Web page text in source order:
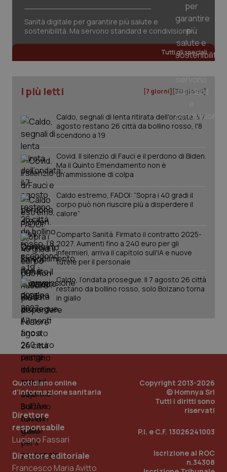
Sanità digitale per garantire più salute e
sostenibilità. Ma servono standard e condivisione
Tutti gli speciali
I più letti [7 giorni] [30 giorni]
Caldo, segnali di lenta ritirata dell'ondata: il 7
agosto restano 26 città da bollino rosso, l'8
scendono a 19
Covid. Il silenzio di Fauci e il perdono di Biden.
Ma il Quinto Emendamento non è
un’ammissione di colpa
Caldo estremo, FADOI: “Sopra i 40 gradi il
corpo può non riuscire più a disperdere il
calore”
Comparto Sanità. Firmato il contratto 2025-
2027. Aumenti fino a 240 euro per gli
infermieri, arriva il capitolo sull'IA e nuove
tutele per il personale
Caldo, l’ondata prosegue. Il 7 agosto 26 città
restano da bollino rosso, solo Bolzano torna
in giallo
Quotidiano online
d'informazione sanitaria
Direttore
responsabile
Luciano Fassari
Direttore editoriale
Francesco Maria Avitto
Copyright 2013-2026
© Homnya Srl
Tutti i diritti sono
riservati
P.I. e C.F. 13026241003
Iscrizione al ROC
n.34308
PHPSESSID
PHP.net
_ga_KM60CM4NPH .quotidianosanita.it
1
mese